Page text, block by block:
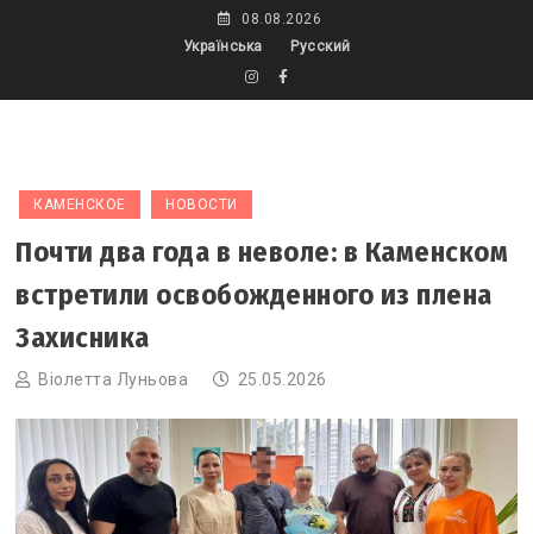
08.08.2026
Українська
Русский
КАМЕНСКОЕ НОВОСТИ
Почти два года в неволе: в Каменском
встретили освобожденного из плена
Захисника
Віолетта Луньова 25.05.2026